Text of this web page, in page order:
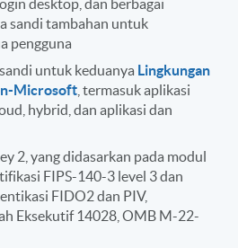
desktop, dan berbagai
sandi tambahan untuk
pengguna
untuk keduanya Lingkungan
Microsoft , termasuk aplikasi
hybrid, dan aplikasi dan
2, yang didasarkan pada modul
FIPS-140-3 level 3 dan
FIDO2 dan PIV,
Eksekutif 14028, OMB M-22-